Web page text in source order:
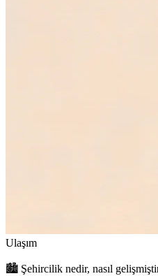
Ulaşım
🏙️ Şehircilik nedir, nasıl